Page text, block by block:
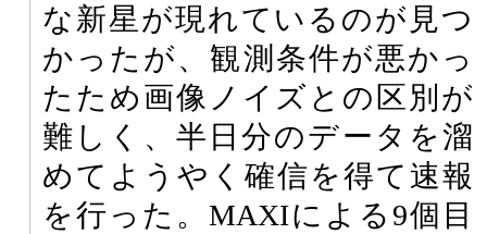
な新星が現れているのが見つ
かったが、観測条件が悪かっ
たため画像ノイズとの区別が
難しく、半日分のデータを溜
めてようやく確信を得て速報
を行った。MAXIによる9個目